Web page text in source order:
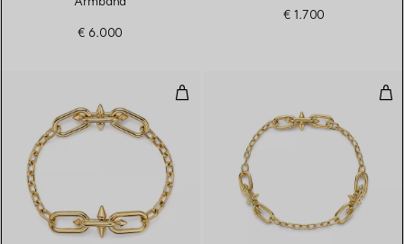
€ 6.000
€ 1.700
Armband mit mittelgroßen